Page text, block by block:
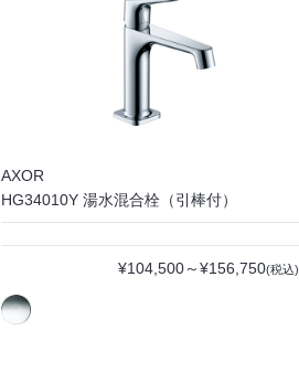
AXOR
HG34010Y 湯水混合栓（引棒付）
¥104,500～¥156,750(税込)